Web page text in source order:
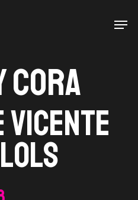
Cora
Vicente